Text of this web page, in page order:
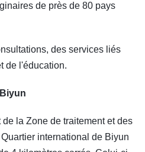
de près de 80 pays
des services liés
de l'éducation.
la Zone de traitement et des
international de Biyun